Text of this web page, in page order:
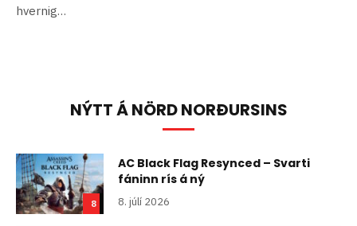
hvernig…
NÝTT Á NÖRD NORÐURSINS
8
AC Black Flag Resynced – Svarti
fáninn rís á ný
8. júlí 2026